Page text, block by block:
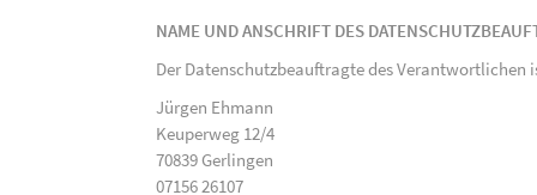
NAME UND ANSCHRIFT DES
Der Datenschutzbeauftragte des Verantwortlichen
Jürgen Ehmann
Keuperweg 12/4
70839 Gerlingen
07156 26107